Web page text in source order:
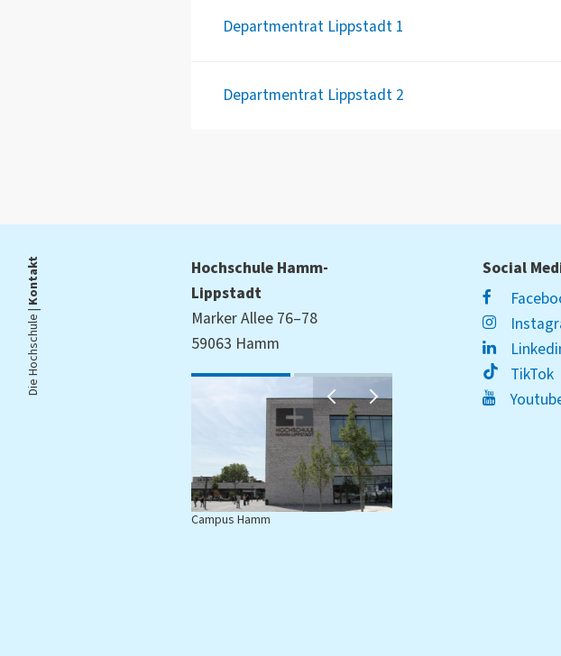
Departmentrat Lippstadt 1
Departmentrat Lippstadt 2
Die Hochschule |
Kontakt
Hochschule Hamm-
Lippstadt
Marker Allee 76–78
59063 Hamm
Campus Hamm
Social
TikTok